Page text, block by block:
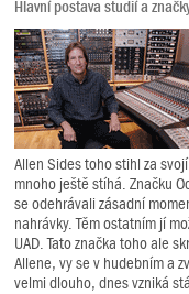
Hlavní postava studií a
Allen Sides toho stihl za
mnoho ještě stíhá. Značku
se odehrávali zásadní
nahrávky. Těm ostatním jí
UAD. Tato značka toho ale
Allene, vy se v hudebním a
velmi dlouho, dnes vzniká